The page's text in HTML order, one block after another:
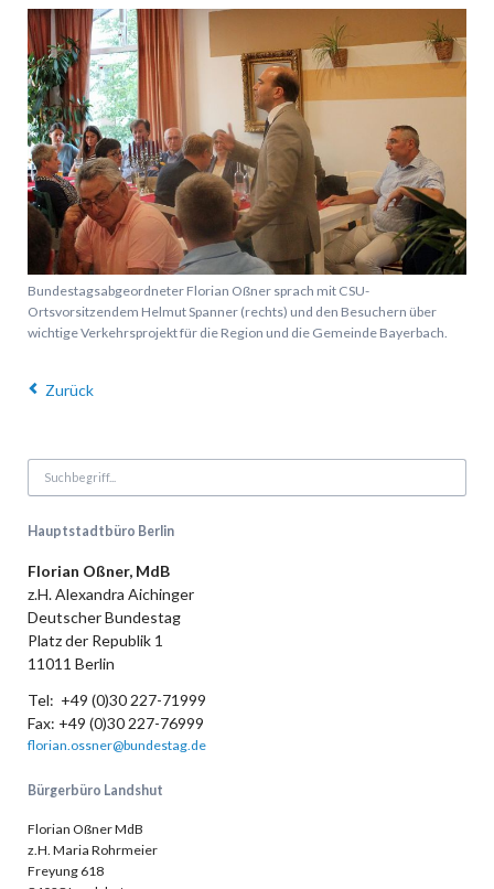
Bundestagsabgeordneter Florian Oßner sprach mit CSU-
Ortsvorsitzendem Helmut Spanner (rechts) und den Besuchern über
wichtige Verkehrsprojekt für die Region und die Gemeinde Bayerbach.
Zurück
Hauptstadtbüro Berlin
Florian Oßner, MdB
z.H. Alexandra Aichinger
Deutscher Bundestag
Platz der Republik 1
11011 Berlin
Tel: +49 (0)30 227-71999
Fax: +49 (0)30 227-76999
florian.ossner@bundestag.de
Bürgerbüro Landshut
Florian Oßner MdB
z.H. Maria Rohrmeier
Freyung 618